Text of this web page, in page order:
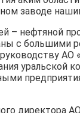
заводе
– нефтяной
с
АО
уральской
директора